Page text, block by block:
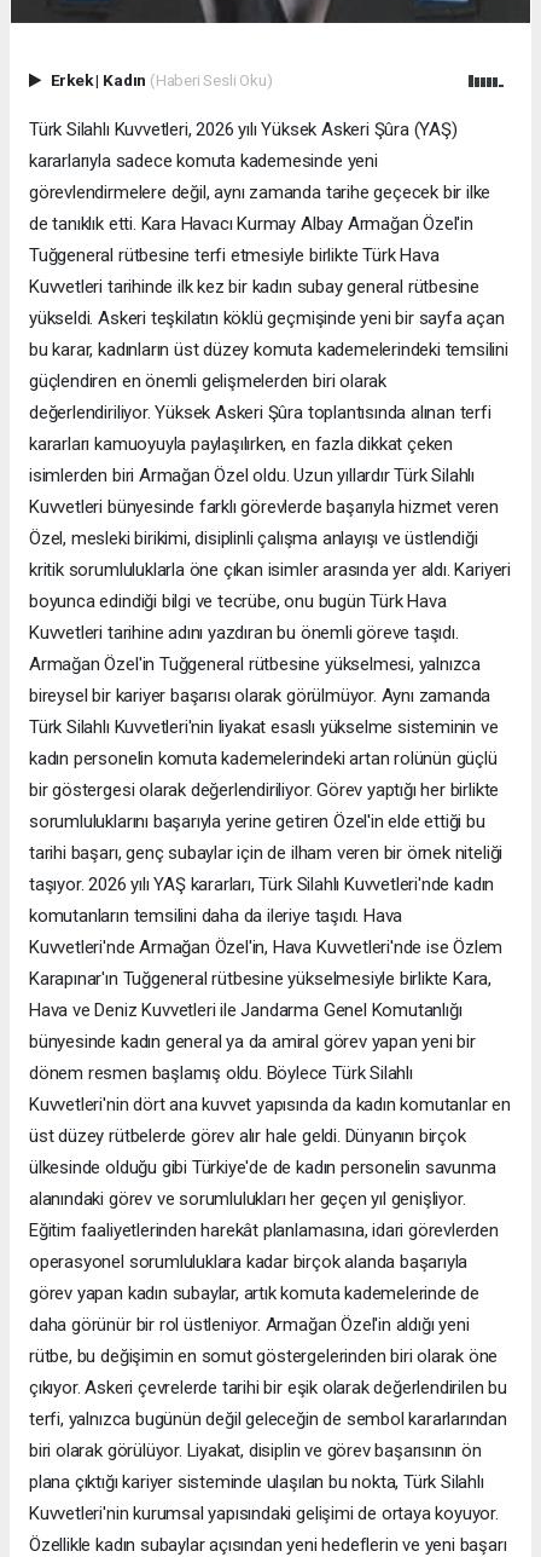
Erkek| Kadın (Haberi Sesli Oku)
Türk Silahlı Kuvvetleri, 2026 yılı Yüksek Askeri Şûra (YAŞ)
kararlarıyla sadece komuta kademesinde yeni
görevlendirmelere değil, aynı zamanda tarihe geçecek bir ilke
de tanıklık etti. Kara Havacı Kurmay Albay Armağan Özel'in
Tuğgeneral rütbesine terfi etmesiyle birlikte Türk Hava
Kuvvetleri tarihinde ilk kez bir kadın subay general rütbesine
yükseldi. Askeri teşkilatın köklü geçmişinde yeni bir sayfa açan
bu karar, kadınların üst düzey komuta kademelerindeki temsilini
güçlendiren en önemli gelişmelerden biri olarak
değerlendiriliyor. Yüksek Askeri Şûra toplantısında alınan terfi
kararları kamuoyuyla paylaşılırken, en fazla dikkat çeken
isimlerden biri Armağan Özel oldu. Uzun yıllardır Türk Silahlı
Kuvvetleri bünyesinde farklı görevlerde başarıyla hizmet veren
Özel, mesleki birikimi, disiplinli çalışma anlayışı ve üstlendiği
kritik sorumluluklarla öne çıkan isimler arasında yer aldı. Kariyeri
boyunca edindiği bilgi ve tecrübe, onu bugün Türk Hava
Kuvvetleri tarihine adını yazdıran bu önemli göreve taşıdı.
Armağan Özel'in Tuğgeneral rütbesine yükselmesi, yalnızca
bireysel bir kariyer başarısı olarak görülmüyor. Aynı zamanda
Türk Silahlı Kuvvetleri'nin liyakat esaslı yükselme sisteminin ve
kadın personelin komuta kademelerindeki artan rolünün güçlü
bir göstergesi olarak değerlendiriliyor. Görev yaptığı her birlikte
sorumluluklarını başarıyla yerine getiren Özel'in elde ettiği bu
tarihi başarı, genç subaylar için de ilham veren bir örnek niteliği
taşıyor. 2026 yılı YAŞ kararları, Türk Silahlı Kuvvetleri'nde kadın
komutanların temsilini daha da ileriye taşıdı. Hava
Kuvvetleri'nde Armağan Özel'in, Hava Kuvvetleri'nde ise Özlem
Karapınar'ın Tuğgeneral rütbesine yükselmesiyle birlikte Kara,
Hava ve Deniz Kuvvetleri ile Jandarma Genel Komutanlığı
bünyesinde kadın general ya da amiral görev yapan yeni bir
dönem resmen başlamış oldu. Böylece Türk Silahlı
Kuvvetleri'nin dört ana kuvvet yapısında da kadın komutanlar en
üst düzey rütbelerde görev alır hale geldi. Dünyanın birçok
ülkesinde olduğu gibi Türkiye'de de kadın personelin savunma
alanındaki görev ve sorumlulukları her geçen yıl genişliyor.
Eğitim faaliyetlerinden harekât planlamasına, idari görevlerden
operasyonel sorumluluklara kadar birçok alanda başarıyla
görev yapan kadın subaylar, artık komuta kademelerinde de
daha görünür bir rol üstleniyor. Armağan Özel'in aldığı yeni
rütbe, bu değişimin en somut göstergelerinden biri olarak öne
çıkıyor. Askeri çevrelerde tarihi bir eşik olarak değerlendirilen bu
terfi, yalnızca bugünün değil geleceğin de sembol kararlarından
biri olarak görülüyor. Liyakat, disiplin ve görev başarısının ön
plana çıktığı kariyer sisteminde ulaşılan bu nokta, Türk Silahlı
Kuvvetleri'nin kurumsal yapısındaki gelişimi de ortaya koyuyor.
Özellikle kadın subaylar açısından yeni hedeflerin ve yeni başarı